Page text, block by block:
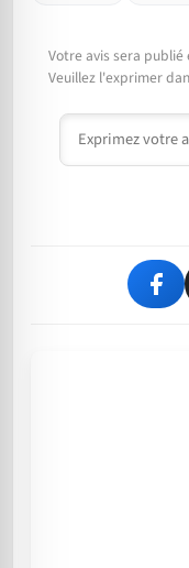
Votre avis sera
Veuillez l'exprimer
Commentaire